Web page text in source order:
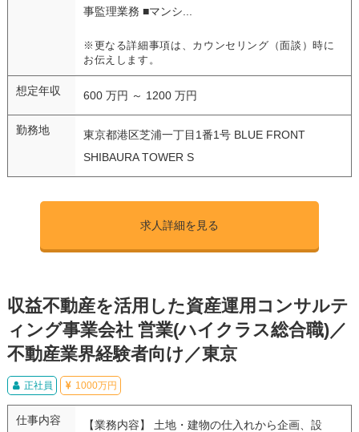
事監理業務 ■マンシ...
※更なる詳細事項は、カウンセリング（面談）時に
お伝えします。
想定年収 600 万円 ～ 1200 万円
勤務地
東京都港区芝浦一丁目1番1号 BLUE FRONT
SHIBAURA TOWER S
求人詳細を見る
収益不動産を活用した資産運用コンサルテ
ィング事業会社 営業(ハイクラス総合職)／
不動産業界経験者向け／東京
正社員 1000万円
仕事内容
【業務内容】 土地・建物の仕入れから企画、設